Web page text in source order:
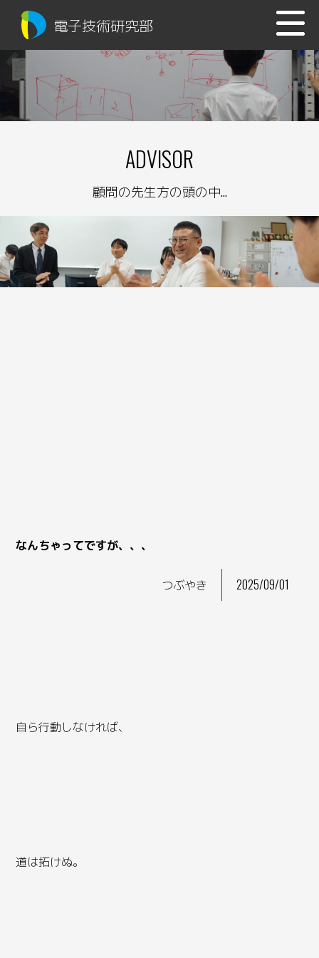
電子技術研究部
ADVISOR
顧問の先生方の頭の中...
なんちゃってですが、、、
つぶやき 2025/09/01
自ら行動しなければ、
道は拓けぬ。